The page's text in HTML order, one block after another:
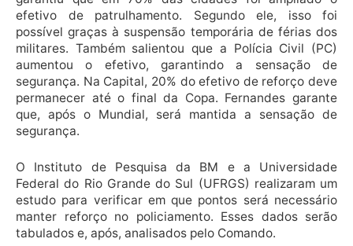
efetivo de patrulhamento. Segundo ele, isso foi
possível graças à suspensão temporária de férias dos
militares. Também salientou que a Polícia Civil (PC)
aumentou o efetivo, garantindo a sensação de
segurança. Na Capital, 20% do efetivo de reforço deve
permanecer até o final da Copa. Fernandes garante
que, após o Mundial, será mantida a sensação de
segurança.
O Instituto de Pesquisa da BM e a Universidade
Federal do Rio Grande do Sul (UFRGS) realizaram um
estudo para verificar em que pontos será necessário
manter reforço no policiamento. Esses dados serão
tabulados e, após, analisados pelo Comando.